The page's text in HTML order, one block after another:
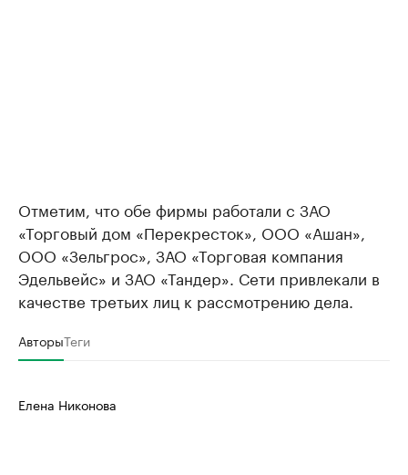
Отметим, что обе фирмы работали с ЗАО
«Торговый дом «Перекресток», ООО «Ашан»,
ООО «Зельгрос», ЗАО «Торговая компания
Эдельвейс» и ЗАО «Тандер». Сети привлекали в
качестве третьих лиц к рассмотрению дела.
АвторыТеги
Елена Никонова